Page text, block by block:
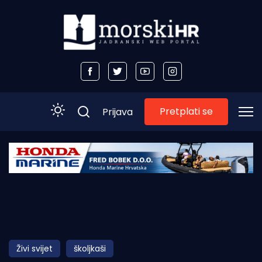
Početna
Obala
Prijava Pretplati se
Živi svijet školjkaši